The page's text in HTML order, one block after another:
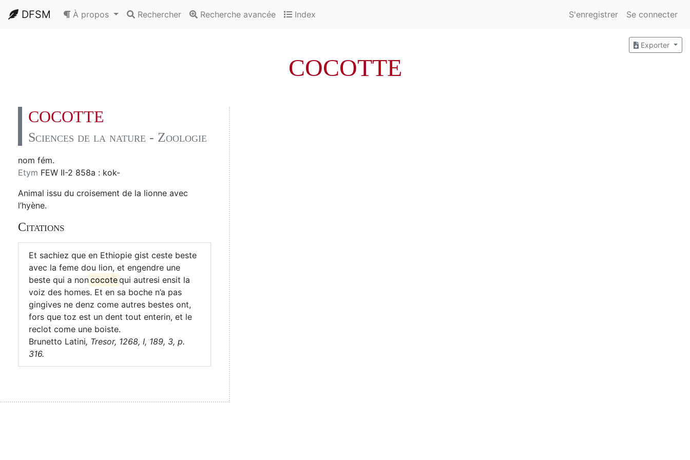
DFSM À propos Rechercher Recherche avancée Index S'enregistrer Se connecter
Exporter
COCOTTE
COCOTTE
Sciences de la nature - Zoologie
nom fém.
Etym FEW II-2 858a : kok-
Animal issu du croisement de la lionne avec
l’hyène.
Citations
Et sachiez que en Ethiopie gist ceste beste
avec la feme dou lion, et engendre une
beste qui a noncocotequi autresi ensit la
voiz des homes. Et en sa boche n’a pas
gingives ne denz come autres bestes ont,
fors que toz est un dent tout enterin, et le
reclot come une boiste.
Brunetto Latini, Tresor, 1268, I, 189, 3, p.
316.